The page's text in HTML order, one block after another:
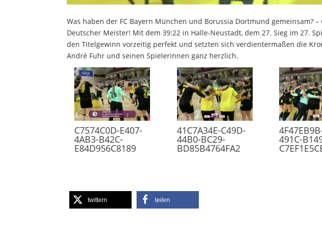
Was haben der FC Bayern München und Borussia Dortmund gemeinsam?
Deutscher Meister! Mit dem 39:22 in Halle-Neustadt, dem 27. Sieg im 27.
den Titelgewinn vorzeitig perfekt und setzten sich verdientermaßen die
André Fuhr und seinen Spielerinnen ganz herzlich.
C7574C0D-E407-
4AB3-B42C-
E84D956C8189
41C7A34E-C49D-
44B0-BC29-
BD85B4764FA2
491C-
twittern teilen